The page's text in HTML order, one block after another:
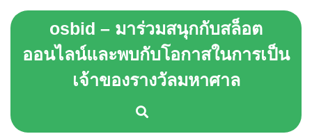
Skip
content
Skip
osbid – มาร่วมสนุกกับสล็อต
ออนไลน์และพบกับโอกาสในการเป็น
เจ้าของรางวัลมหาศาล